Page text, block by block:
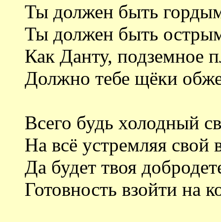
Ты должен быть
Ты должен быть
Как Данту, подземное
Должно тебе щёки
Всего будь холодный
На всё устремляя свой
Да будет твоя
Готовность взойти на